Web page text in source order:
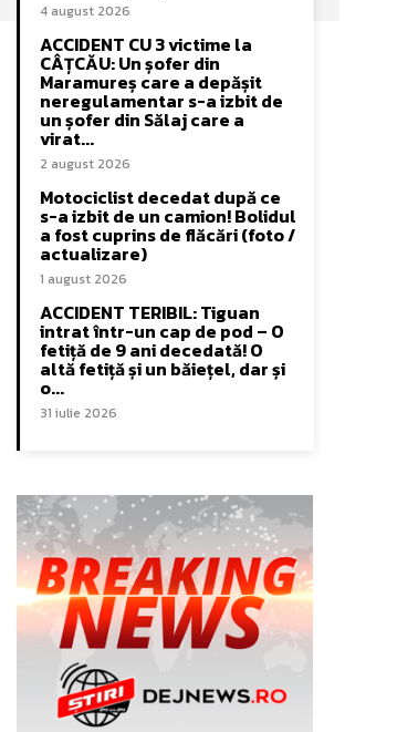
4 august 2026
ACCIDENT CU 3 victime la
CÂȚCĂU: Un șofer din
Maramureș care a depășit
neregulamentar s-a izbit de
un șofer din Sălaj care a
virat...
2 august 2026
Motociclist decedat după ce
s-a izbit de un camion! Bolidul
a fost cuprins de flăcări (foto /
actualizare)
1 august 2026
ACCIDENT TERIBIL: Tiguan
intrat într-un cap de pod – O
fetiță de 9 ani decedată! O
altă fetiță și un băiețel, dar și
o...
31 iulie 2026